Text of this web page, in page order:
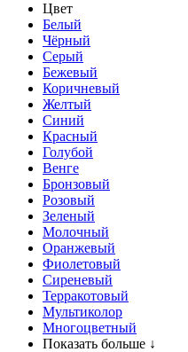
Цвет
Белый
Чёрный
Серый
Бежевый
Коричневый
Желтый
Синий
Красный
Голубой
Венге
Бронзовый
Розовый
Зеленый
Молочный
Оранжевый
Фиолетовый
Сиреневый
Терракотовый
Мультиколор
Многоцветный
Показать больше ↓